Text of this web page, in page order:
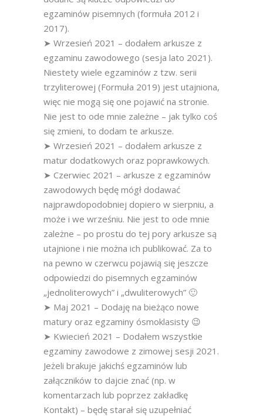
egzaminów pisemnych (formuła 2012 i
2017).
➤ Wrzesień 2021 – dodałem arkusze z
egzaminu zawodowego (sesja lato 2021).
Niestety wiele egzaminów z tzw. serii
trzyliterowej (Formuła 2019) jest utajniona,
więc nie mogą się one pojawić na stronie.
Nie jest to ode mnie zależne – jak tylko coś
się zmieni, to dodam te arkusze.
➤ Wrzesień 2021 – dodałem arkusze z
matur dodatkowych oraz poprawkowych.
➤ Czerwiec 2021 – arkusze z egzaminów
zawodowych będę mógł dodawać
najprawdopodobniej dopiero w sierpniu, a
może i we wrześniu. Nie jest to ode mnie
zależne – po prostu do tej pory arkusze są
utajnione i nie można ich publikować. Za to
na pewno w czerwcu pojawią się jeszcze
odpowiedzi do pisemnych egzaminów
„jednoliterowych” i „dwuliterowych” 🙂
➤ Maj 2021 – Dodaję na bieżąco nowe
matury oraz egzaminy ósmoklasisty 😉
➤ Kwiecień 2021 – Dodałem wszystkie
egzaminy zawodowe z zimowej sesji 2021.
Jeżeli brakuje jakichś egzaminów lub
załączników to dajcie znać (np. w
komentarzach lub poprzez zakładkę
Kontakt) – będę starał się uzupełniać